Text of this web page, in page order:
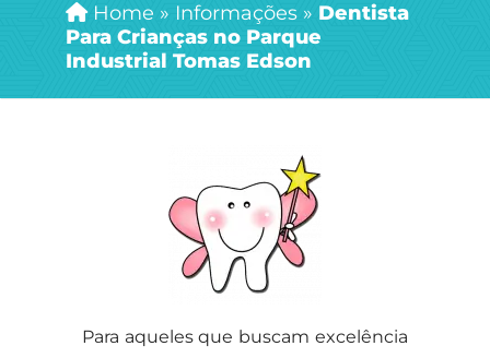
Home » Informações » Dentista
Para Crianças no Parque
Industrial Tomas Edson
Para aqueles que buscam excelência